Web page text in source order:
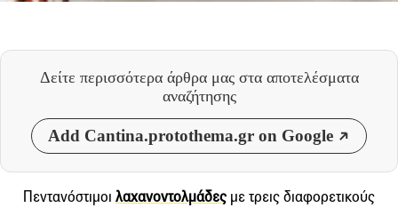
Δείτε περισσότερα άρθρα μας στα αποτελέσματα
αναζήτησης
Add Cantina.protothema.gr on Google
Πεντανόστιμοι λαχανοντολμάδες με τρεις διαφορετικούς